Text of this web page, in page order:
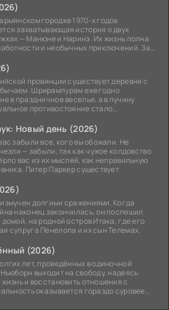
городке 1970-х годов
захватывающая история о двух
— Манюне и Наринэ. Их жизнь полна
и необычных приключений. За
провинции существует деревня с
Шрирампурам ежегодно
в праздничное веселье, а в пучину
противостояние стало
Новый день (2026)
забыли все, кого вы обожали. Не
— забыли, так как чужое колдовство
вас из их мыслей, как неправильную
Питер Паркер существует
долгими сражениями. Когда
наконец закончилась, он поспешил
домой, на родной остров Итака, где его
супруга Пенелопа и их сын Телемах.
(2026)
лет, проведённых в одиночной
выходит на свободу, надеясь
и восстановить отношения с
оказывается гораздо суровее